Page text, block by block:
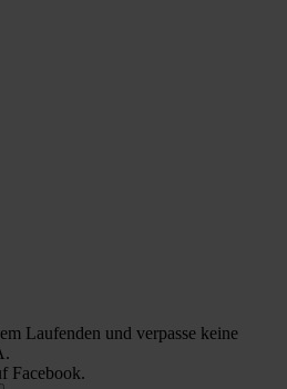
Laufenden und verpasse keine
Facebook.